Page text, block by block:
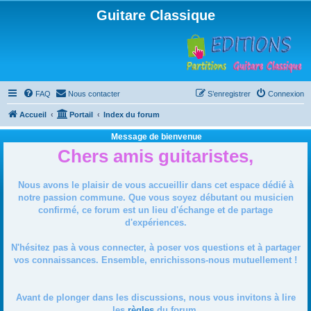
Guitare Classique
FAQ Nous contacter Connexion
S’enregistrer
Accueil Portail Index du forum
Message de bienvenue
Chers amis guitaristes,
Nous avons le plaisir de vous accueillir dans cet espace dédié à
notre passion commune. Que vous soyez débutant ou musicien
confirmé, ce forum est un lieu d'échange et de partage
d'expériences.
N'hésitez pas à vous connecter, à poser vos questions et à partager
vos connaissances. Ensemble, enrichissons-nous mutuellement !
Avant de plonger dans les discussions, nous vous invitons à lire